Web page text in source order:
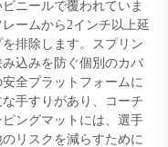
ニールで覆われていま
ームから2インチ以上延
排除します。スプリン
込みを防ぐ個別のカバ
全プラットフォームに
手すりがあり、コーチ
ングマットには、選手
リスクを減らすために